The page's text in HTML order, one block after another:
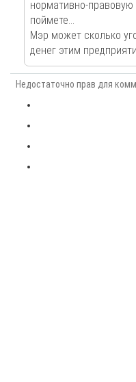
нормативно-
поймете...
Мэр может сколько
денег этим
Недостаточно прав для